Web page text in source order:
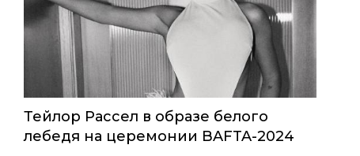
Тейлор Рассел в образе белого
лебедя на церемонии BAFTA-2024